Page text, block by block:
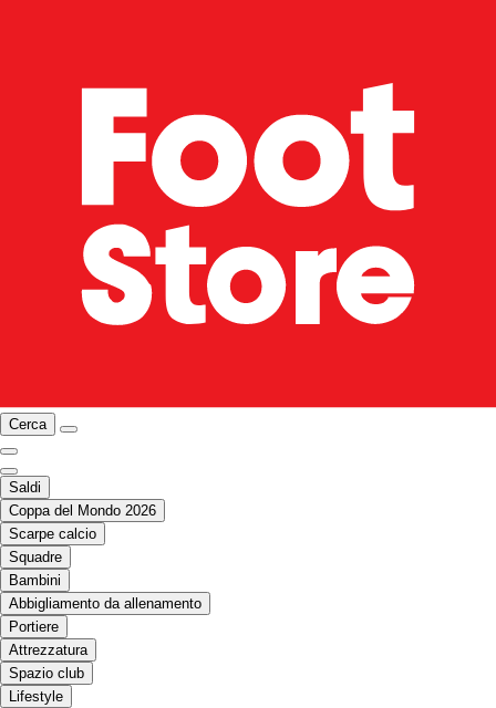
Cerca
Saldi
Coppa del Mondo 2026
Scarpe calcio
Squadre
Bambini
Abbigliamento da allenamento
Portiere
Attrezzatura
Spazio club
Lifestyle